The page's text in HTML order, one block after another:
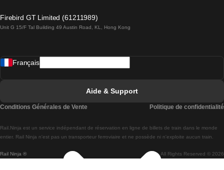
Trains de Lisbonne à Madrid
Trains de Lisbonne à Braga
Trains de Braga à Lisbonne
Firebird GT Limited (61211989)
Unit G 15/F Tal Building 49 Austin Road, KL, Hong Kong
Rail Ninja ® All Rights Reserved © 2026
Rail.Ninja est un service indépendant de réservation en ligne de billets de train dans le monde
entier. Rail Ninja n'est pas un transporteur ferroviaire et ne possède ni n'exploite aucun train.
Français
Aide & Support
Conditions Générales de Vente Politique de confidentialité